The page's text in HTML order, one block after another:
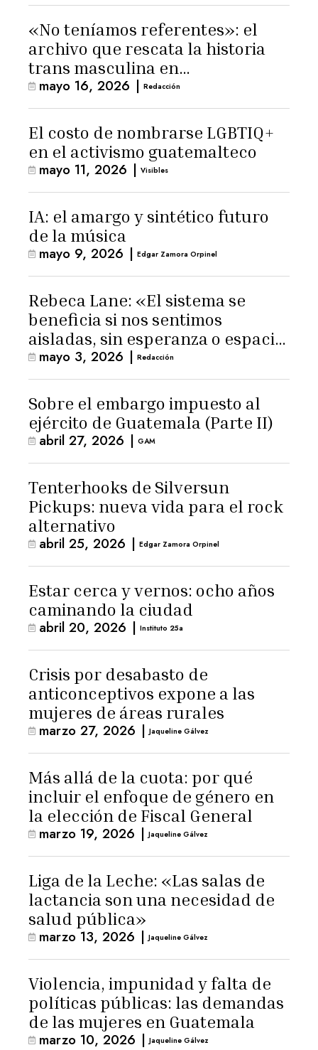
«No teníamos referentes»: el
archivo que rescata la historia
trans masculina en
Latinoamérica
mayo 16, 2026 | Redacción
El costo de nombrarse LGBTIQ+
en el activismo guatemalteco
mayo 11, 2026 | Visibles
IA: el amargo y sintético futuro
de la música
mayo 9, 2026 | Edgar Zamora Orpinel
Rebeca Lane: «El sistema se
beneficia si nos sentimos
aisladas, sin esperanza o espacio
para la ternura»
mayo 3, 2026 | Redacción
Sobre el embargo impuesto al
ejército de Guatemala (Parte II)
abril 27, 2026 | GAM
Tenterhooks de Silversun
Pickups: nueva vida para el rock
alternativo
abril 25, 2026 | Edgar Zamora Orpinel
Estar cerca y vernos: ocho años
caminando la ciudad
abril 20, 2026 | Instituto 25a
Crisis por desabasto de
anticonceptivos expone a las
mujeres de áreas rurales
marzo 27, 2026 | Jaqueline Gálvez
Más allá de la cuota: por qué
incluir el enfoque de género en
la elección de Fiscal General
marzo 19, 2026 | Jaqueline Gálvez
Liga de la Leche: «Las salas de
lactancia son una necesidad de
salud pública»
marzo 13, 2026 | Jaqueline Gálvez
Violencia, impunidad y falta de
políticas públicas: las demandas
de las mujeres en Guatemala
marzo 10, 2026 | Jaqueline Gálvez